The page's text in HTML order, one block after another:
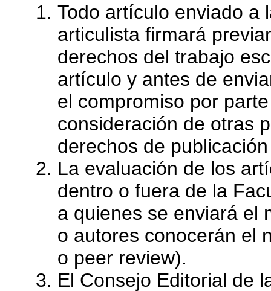
Todo artículo enviado a
articulista firmará
derechos del trabajo
artículo y antes de
el compromiso por
consideración de otras
derechos de
La evaluación de los
dentro o fuera de la
a quienes se enviará el
o autores conocerán el
o peer review).
El Consejo Editorial de